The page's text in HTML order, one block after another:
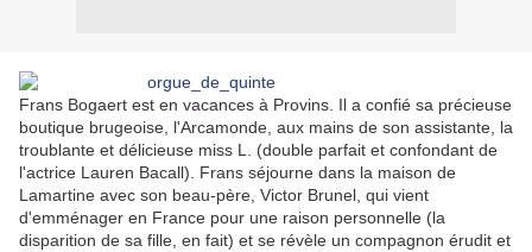
Frans Bogaert est en vacances à Provins. Il a confié sa précieuse
boutique brugeoise, l'Arcamonde, aux mains de son assistante, la
troublante et délicieuse miss L. (double parfait et confondant de
l'actrice Lauren Bacall). Frans séjourne dans la maison de
Lamartine avec son beau-père, Victor Brunel, qui vient
d'emménager en France pour une raison personnelle (la
disparition de sa fille, en fait) et se révèle un compagnon érudit et